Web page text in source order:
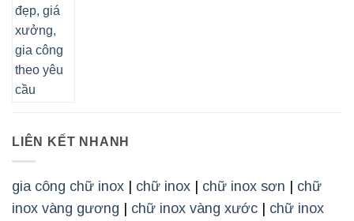
LIÊN KẾT NHANH
gia công chữ inox | chữ inox | chữ inox sơn | chữ
inox vàng gương | chữ inox vàng xước | chữ inox